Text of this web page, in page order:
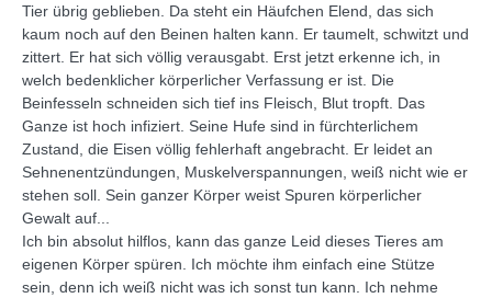
Tier übrig geblieben. Da steht ein Häufchen Elend, das sich
kaum noch auf den Beinen halten kann. Er taumelt, schwitzt und
zittert. Er hat sich völlig verausgabt. Erst jetzt erkenne ich, in
welch bedenklicher körperlicher Verfassung er ist. Die
Beinfesseln schneiden sich tief ins Fleisch, Blut tropft. Das
Ganze ist hoch infiziert. Seine Hufe sind in fürchterlichem
Zustand, die Eisen völlig fehlerhaft angebracht. Er leidet an
Sehnenentzündungen, Muskelverspannungen, weiß nicht wie er
stehen soll. Sein ganzer Körper weist Spuren körperlicher
Gewalt auf...
Ich bin absolut hilflos, kann das ganze Leid dieses Tieres am
eigenen Körper spüren. Ich möchte ihm einfach eine Stütze
sein, denn ich weiß nicht was ich sonst tun kann. Ich nehme